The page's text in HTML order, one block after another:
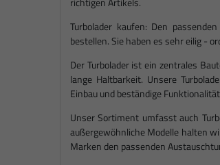
Turbolader kaufen: Den
bestellen. Sie haben es sehr eilig -
Der Turbolader ist ein zentrales
lange Haltbarkeit. Unsere
Einbau und beständige
Unser Sortiment umfasst auch
außergewöhnliche Modelle halten
Marken den passenden